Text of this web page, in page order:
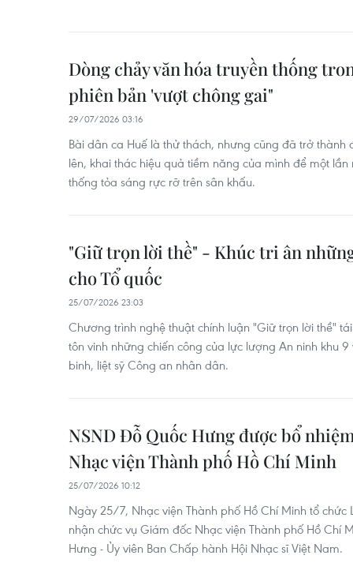
Dòng chảy văn hóa truyền thống
phiên bản 'vượt chông gai"
29/07/2026 03:16
Bài dân ca Huế là thử thách, nhưng cũng đã trở thành
lên, khai thác hiệu quả tiềm năng của mình để một
thống tỏa sáng rực rỡ trên sân khấu.
"Giữ trọn lời thề" - Khúc tri ân
cho Tổ quốc
25/07/2026 23:03
Chương trình nghệ thuật chính luận "Giữ trọn lời thề"
tôn vinh những chiến công của lực lượng An ninh khu
binh, liệt sỹ Công an nhân dân.
NSND Đỗ Quốc Hưng được bổ
Nhạc viện Thành phố Hồ Chí Minh
25/07/2026 10:12
Ngày 25/7, Nhạc viện Thành phố Hồ Chí Minh tổ chức
nhận chức vụ Giám đốc Nhạc viện Thành phố Hồ Chí
Hưng - Ủy viên Ban Chấp hành Hội Nhạc sĩ Việt Nam.